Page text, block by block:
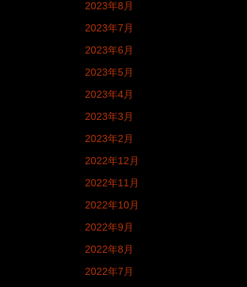
2023年8月
2023年7月
2023年6月
2023年5月
2023年4月
2023年3月
2023年2月
2022年12月
2022年11月
2022年10月
2022年9月
2022年8月
2022年7月